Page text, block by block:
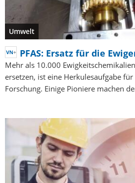
Umwelt
PFAS: Ersatz für die
Mehr als 10.000
ersetzen, ist eine Herkulesaufgabe
Forschung. Einige Pioniere machen